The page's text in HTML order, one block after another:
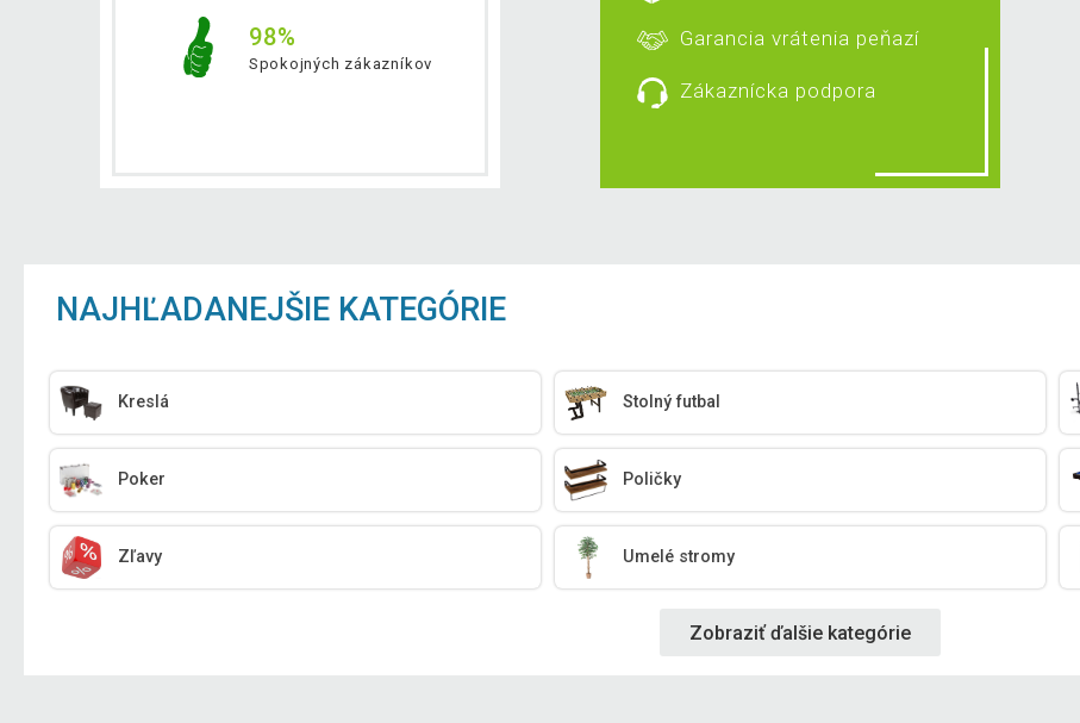
98%
Spokojných zákazníkov
Garancia vrátenia peňazí
Zákaznícka podpora
NAJHĽADANEJŠIE KATEGÓRIE
Kreslá Stolný futbal
Poker Poličky
Zľavy Umelé stromy
Zobraziť ďalšie kategórie